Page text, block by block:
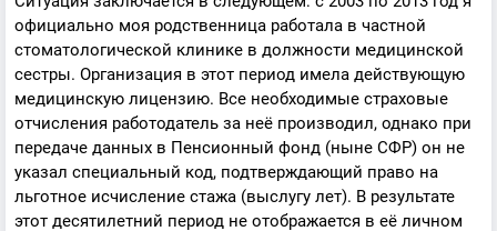
официально моя родственница работала в частной
стоматологической клинике в должности медицинской
сестры. Организация в этот период имела действующую
медицинскую лицензию. Все необходимые страховые
отчисления работодатель за неё производил, однако при
передаче данных в Пенсионный фонд (ныне СФР) он не
указал специальный код, подтверждающий право на
льготное исчисление стажа (выслугу лет). В результате
этот десятилетний период не отображается в её личном